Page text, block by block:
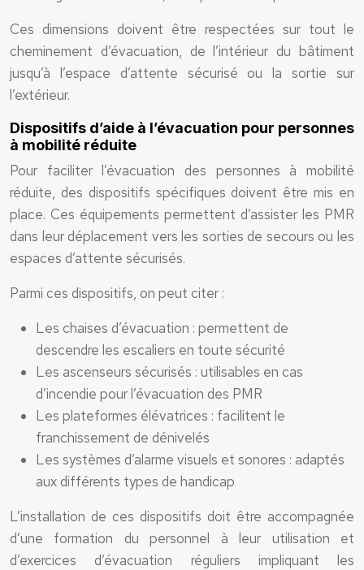
Ces dimensions doivent être respectées sur tout le
cheminement d’évacuation, de l’intérieur du bâtiment
jusqu’à l’espace d’attente sécurisé ou la sortie sur
l’extérieur.
Dispositifs d’aide à l’évacuation pour personnes
à mobilité réduite
Pour faciliter l’évacuation des personnes à mobilité
réduite, des dispositifs spécifiques doivent être mis en
place. Ces équipements permettent d’assister les PMR
dans leur déplacement vers les sorties de secours ou les
espaces d’attente sécurisés.
Parmi ces dispositifs, on peut citer :
Les chaises d’évacuation : permettent de
descendre les escaliers en toute sécurité
Les ascenseurs sécurisés : utilisables en cas
d’incendie pour l’évacuation des PMR
Les plateformes élévatrices : facilitent le
franchissement de dénivelés
Les systèmes d’alarme visuels et sonores : adaptés
aux différents types de handicap
L’installation de ces dispositifs doit être accompagnée
d’une formation du personnel à leur utilisation et
d’exercices d’évacuation réguliers impliquant les